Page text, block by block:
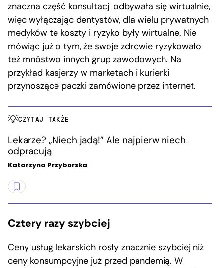
znaczna część konsultacji odbywała się wirtualnie,
więc wyłączając dentystów, dla wielu prywatnych
medyków te koszty i ryzyko były wirtualne. Nie
mówiąc już o tym, że swoje zdrowie ryzykowało
też mnóstwo innych grup zawodowych. Na
przykład kasjerzy w marketach i kurierki
przynoszące paczki zamówione przez internet.
CZYTAJ TAKŻE
Lekarze? „Niech jadą!” Ale najpierw niech
odpracują
Katarzyna Przyborska
Cztery razy szybciej
Ceny usług lekarskich rosły znacznie szybciej niż
ceny konsumpcyjne już przed pandemią. W